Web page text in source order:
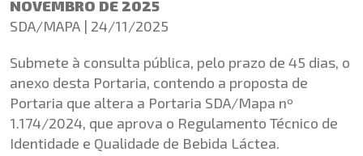
NOVEMBRO DE 2025
SDA/MAPA | 24/11/2025
Submete à consulta pública, pelo prazo de 45 dias, o
anexo desta Portaria, contendo a proposta de
Portaria que altera a Portaria SDA/Mapa nº
1.174/2024, que aprova o Regulamento Técnico de
Identidade e Qualidade de Bebida Láctea.